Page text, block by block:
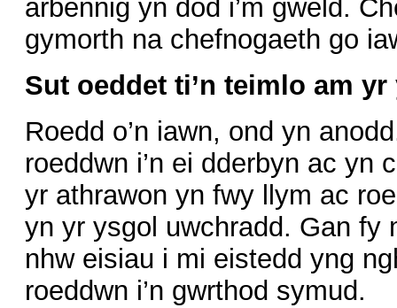
arbennig yn dod i’m gweld.
gymorth na chefnogaeth go
Sut oeddet ti’n teimlo am
Roedd o’n iawn, ond yn
roeddwn i’n ei dderbyn ac yn
yr athrawon yn fwy llym ac
yn yr ysgol uwchradd. Gan fy
nhw eisiau i mi eistedd yng
roeddwn i’n gwrthod symud.